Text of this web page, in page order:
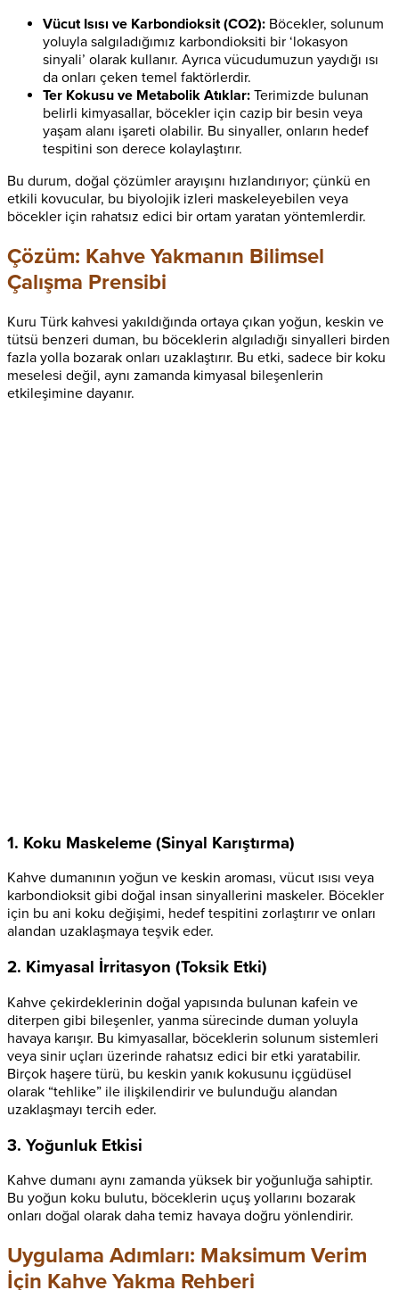
Vücut Isısı ve Karbondioksit (CO2): Böcekler, solunum
yoluyla salgıladığımız karbondioksiti bir ‘lokasyon
sinyali’ olarak kullanır. Ayrıca vücudumuzun yaydığı ısı
da onları çeken temel faktörlerdir.
Ter Kokusu ve Metabolik Atıklar: Terimizde bulunan
belirli kimyasallar, böcekler için cazip bir besin veya
yaşam alanı işareti olabilir. Bu sinyaller, onların hedef
tespitini son derece kolaylaştırır.
Bu durum, doğal çözümler arayışını hızlandırıyor; çünkü en
etkili kovucular, bu biyolojik izleri maskeleyebilen veya
böcekler için rahatsız edici bir ortam yaratan yöntemlerdir.
Çözüm: Kahve Yakmanın Bilimsel
Çalışma Prensibi
Kuru Türk kahvesi yakıldığında ortaya çıkan yoğun, keskin ve
tütsü benzeri duman, bu böceklerin algıladığı sinyalleri birden
fazla yolla bozarak onları uzaklaştırır. Bu etki, sadece bir koku
meselesi değil, aynı zamanda kimyasal bileşenlerin
etkileşimine dayanır.
1. Koku Maskeleme (Sinyal Karıştırma)
Kahve dumanının yoğun ve keskin aroması, vücut ısısı veya
karbondioksit gibi doğal insan sinyallerini maskeler. Böcekler
için bu ani koku değişimi, hedef tespitini zorlaştırır ve onları
alandan uzaklaşmaya teşvik eder.
2. Kimyasal İrritasyon (Toksik Etki)
Kahve çekirdeklerinin doğal yapısında bulunan kafein ve
diterpen gibi bileşenler, yanma sürecinde duman yoluyla
havaya karışır. Bu kimyasallar, böceklerin solunum sistemleri
veya sinir uçları üzerinde rahatsız edici bir etki yaratabilir.
Birçok haşere türü, bu keskin yanık kokusunu içgüdüsel
olarak “tehlike” ile ilişkilendirir ve bulunduğu alandan
uzaklaşmayı tercih eder.
3. Yoğunluk Etkisi
Kahve dumanı aynı zamanda yüksek bir yoğunluğa sahiptir.
Bu yoğun koku bulutu, böceklerin uçuş yollarını bozarak
onları doğal olarak daha temiz havaya doğru yönlendirir.
Uygulama Adımları: Maksimum Verim
İçin Kahve Yakma Rehberi